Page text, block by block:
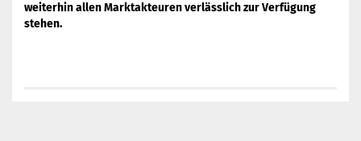
weiterhin allen Marktakteuren verlässlich zur Verfügung
stehen.